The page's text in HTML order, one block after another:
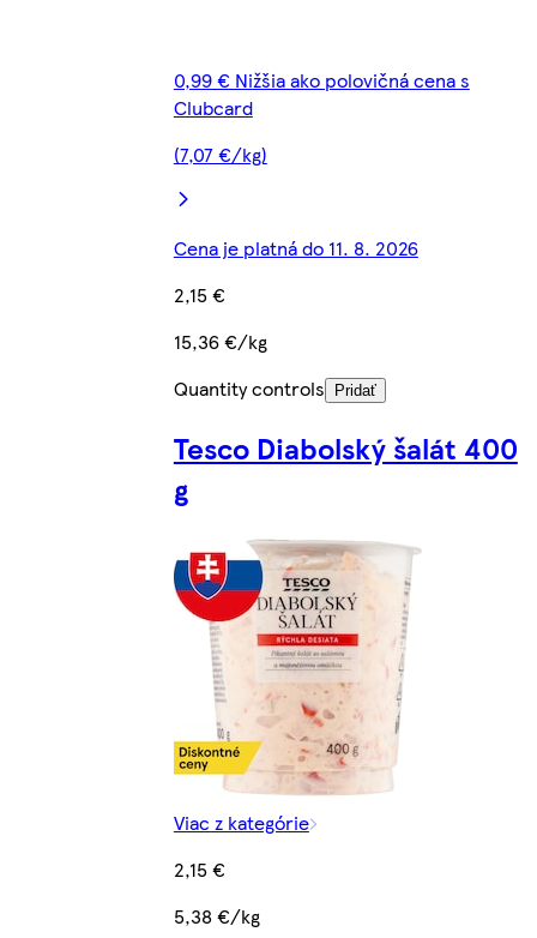
0,99 € Nižšia ako polovičná cena s
Clubcard
(7,07 €/kg)
Cena je platná do 11. 8. 2026
2,15 €
15,36 €/kg
Quantity controls
Pridať
Tesco Diabolský šalát 400
g
Viac z kategórie
2,15 €
5,38 €/kg